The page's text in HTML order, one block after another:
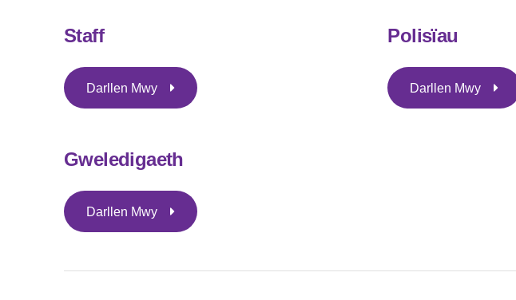
Staff
Darllen Mwy
Polisïau
Darllen Mwy
Gweledigaeth
Darllen Mwy